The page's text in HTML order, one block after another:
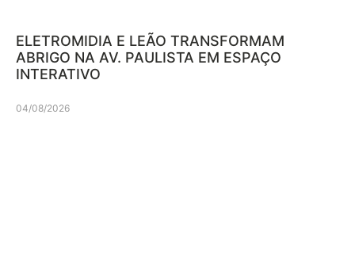
ELETROMIDIA E LEÃO TRANSFORMAM
ABRIGO NA AV. PAULISTA EM ESPAÇO
INTERATIVO
04/08/2026